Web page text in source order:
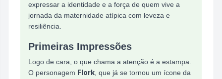
expressar a identidade e a força de quem vive a
jornada da maternidade atípica com leveza e
resiliência.
Primeiras Impressões
Logo de cara, o que chama a atenção é a estampa.
O personagem Flork , que já se tornou um ícone da